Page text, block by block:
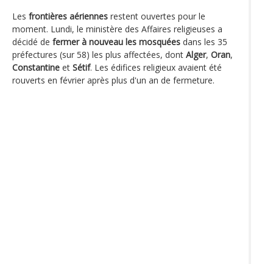
Les frontières aériennes restent ouvertes pour le
moment. Lundi, le ministère des Affaires religieuses a
décidé de fermer à nouveau les mosquées dans les 35
préfectures (sur 58) les plus affectées, dont Alger, Oran,
Constantine et Sétif. Les édifices religieux avaient été
rouverts en février après plus d'un an de fermeture.